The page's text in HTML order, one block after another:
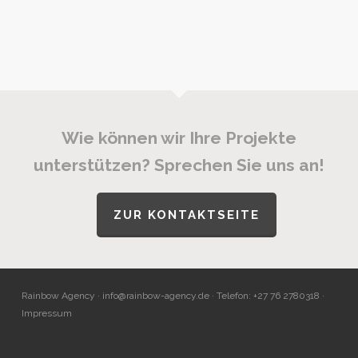
Wie können wir Ihre Projekte
unterstützen? Sprechen Sie uns an!
ZUR KONTAKTSEITE
Rainbow Agency · info@rainbow-agency.de· Telefon: +27 76 2780318 ·
Impressum